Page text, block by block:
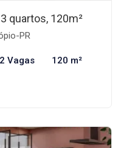
quartos, 120m²
PR
2 Vagas 120 m²